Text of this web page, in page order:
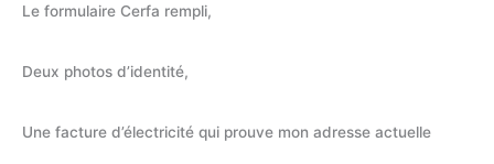
Le formulaire Cerfa rempli,
Deux photos d’identité,
Une facture d’électricité qui prouve mon adresse actuelle